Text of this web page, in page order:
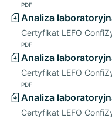
PDF
Analiza
Certyfikat LEFO
PDF
Analiza
Certyfikat LEFO
PDF
Analiza
Certyfikat LEFO